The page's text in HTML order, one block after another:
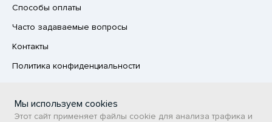
Способы оплаты
Часто задаваемые вопросы
Контакты
Политика конфиденциальности
Каталог
Мы используем cookies
Этот сайт применяет файлы cookie для анализа трафика и